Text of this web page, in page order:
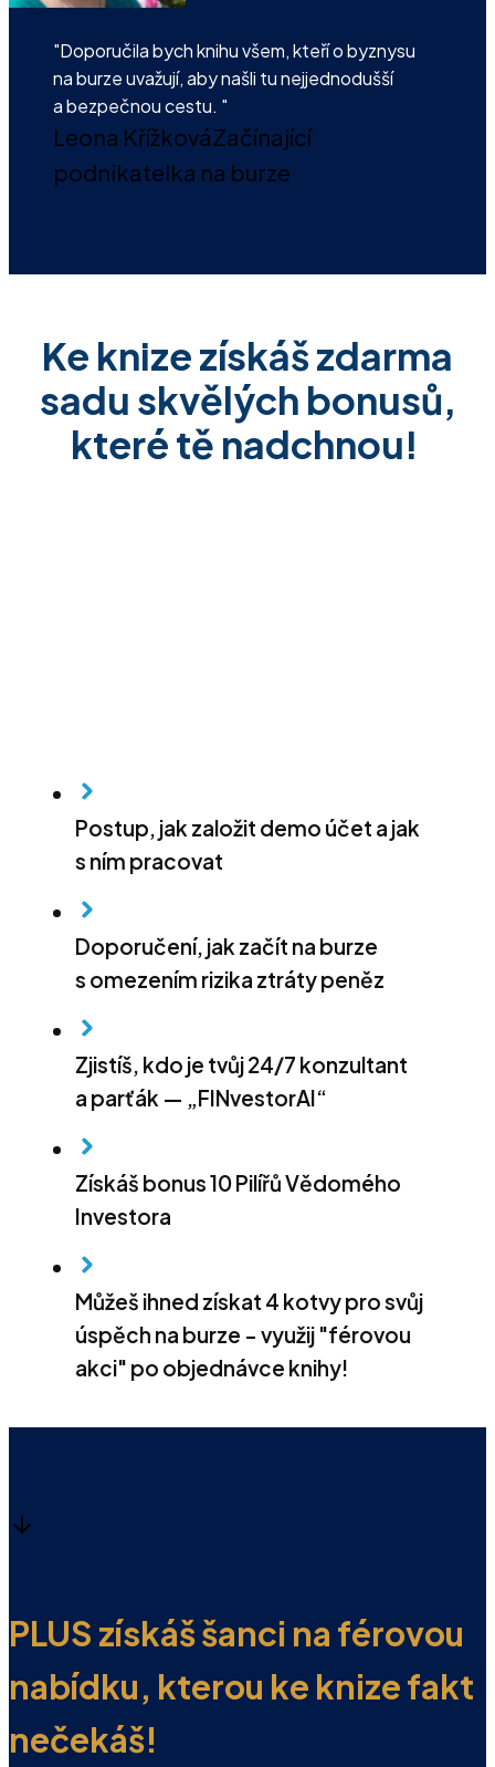
"Doporučila bych knihu všem, kteří o byznysu
na burze uvažují, aby našli tu nejjednodušší
a bezpečnou cestu. "
Leona KřížkováZačínající
podnikatelka na burze
Ke knize získáš zdarma
sadu skvělých bonusů,
které tě nadchnou!
Postup, jak založit demo účet a jak
s ním pracovat
Doporučení, jak začít na burze
s omezením rizika ztráty peněz
Zjistíš, kdo je tvůj 24/7 konzultant
a parťák — „FINvestorAI“
Získáš bonus 10 Pilířů Vědomého
Investora
Můžeš ihned získat 4 kotvy pro svůj
úspěch na burze - využij "férovou
akci" po objednávce knihy!
PLUS získáš šanci na férovou
nabídku, kterou ke knize fakt
nečekáš!